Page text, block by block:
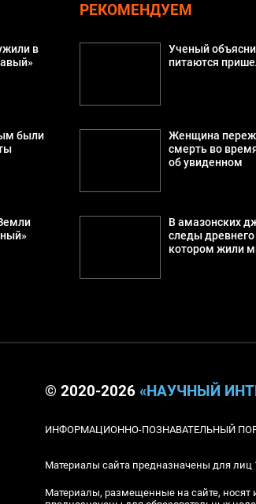
в
были
РЕКОМЕНДУЕМ
Ученый
питаются
Женщина
смерть во
об увиденном
В амазонских
следы
котором жили
© 2020-2026 «НАУЧНЫЙ
ИНФОРМАЦИОННО-ПОЗНАВАТЕЛЬНЫЙ
Материалы сайта предназначены для лиц
Материалы, размещенные на сайте, носят